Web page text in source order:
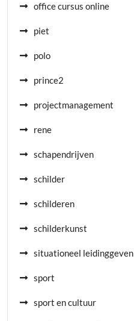
office cursus online
piet
polo
prince2
projectmanagement
rene
schapendrijven
schilder
schilderen
schilderkunst
situationeel leidinggeven
sport
sport en cultuur